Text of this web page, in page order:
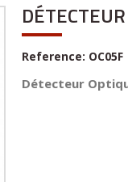
Reference: OC05F
Détecteur